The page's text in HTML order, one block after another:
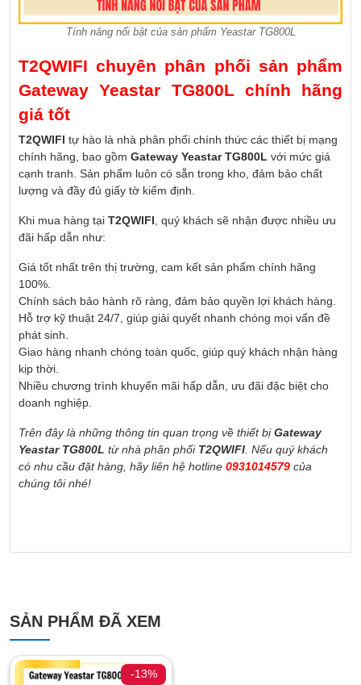
Tính năng nổi bật của sản phẩm Yeastar TG800L
T2QWIFI chuyên phân phối sản phẩm
Gateway Yeastar TG800L chính hãng
giá tốt
T2QWIFI tự hào là nhà phân phối chính thức các thiết bị mạng
chính hãng, bao gồm Gateway Yeastar TG800L với mức giá
cạnh tranh. Sản phẩm luôn có sẵn trong kho, đảm bảo chất
lượng và đầy đủ giấy tờ kiểm định.
Khi mua hàng tại T2QWIFI , quý khách sẽ nhận được nhiều ưu
đãi hấp dẫn như:
Giá tốt nhất trên thị trường, cam kết sản phẩm chính hãng
100%.
Chính sách bảo hành rõ ràng, đảm bảo quyền lợi khách hàng.
Hỗ trợ kỹ thuật 24/7, giúp giải quyết nhanh chóng mọi vấn đề
phát sinh.
Giao hàng nhanh chóng toàn quốc, giúp quý khách nhận hàng
kịp thời.
Nhiều chương trình khuyến mãi hấp dẫn, ưu đãi đặc biệt cho
doanh nghiệp.
Trên đây là những thông tin quan trọng về thiết bịGateway
Yeastar TG800L từ nhà phân phối T2QWIFI . Nếu quý khách
có nhu cầu đặt hàng, hãy liên hệ hotline 0931014579 của
chúng tôi nhé!
SẢN PHẨM ĐÃ XEM
-13%